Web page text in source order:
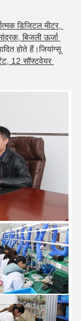
डिजिटल मीटर,
बिजली ऊर्जा
होते हैं।जियांग्सू
12 सॉफ्टवेयर